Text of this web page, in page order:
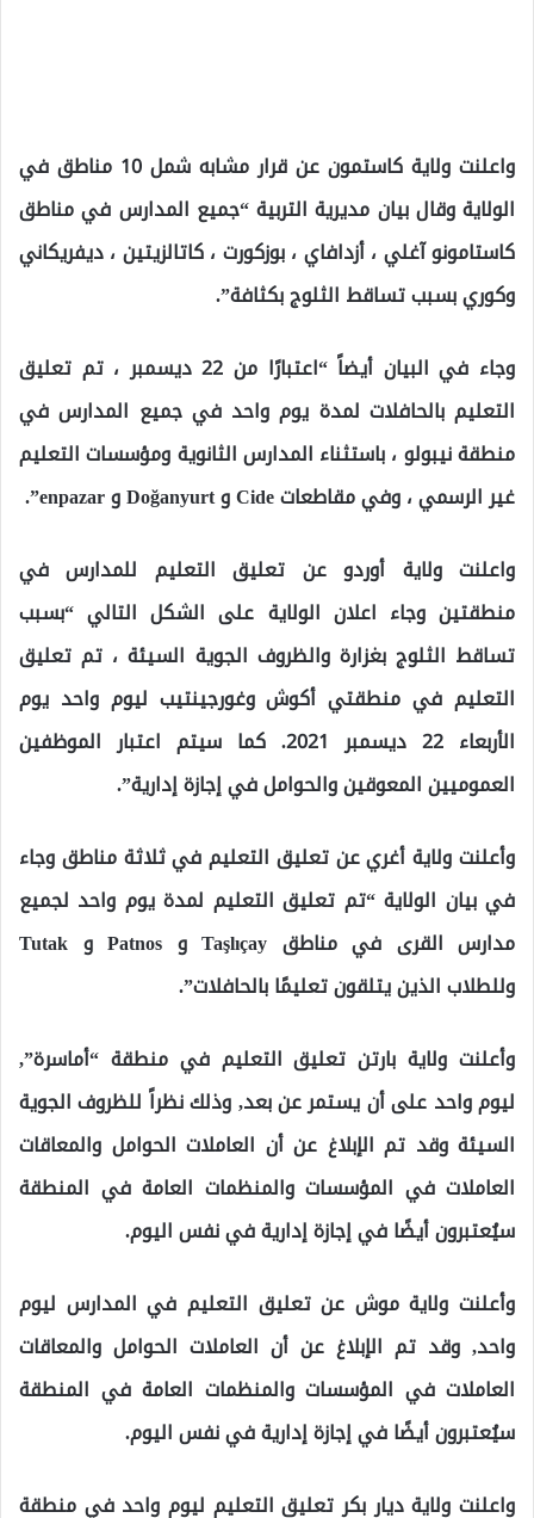
واعلنت ولاية كاستمون عن قرار مشابه شمل 10 مناطق في
الولاية وقال بيان مديرية التربية “جميع المدارس في مناطق
كاستامونو آغلي ، أزدافاي ، بوزكورت ، كاتالزيتين ، ديفريكاني
وكوري بسبب تساقط الثلوج بكثافة”.
وجاء في البيان أيضاً “اعتبارًا من 22 ديسمبر ، تم تعليق
التعليم بالحافلات لمدة يوم واحد في جميع المدارس في
منطقة نيبولو ، باستثناء المدارس الثانوية ومؤسسات التعليم
غير الرسمي ، وفي مقاطعات Cide و Doğanyurt و enpazar”.
واعلنت ولاية أوردو عن تعليق التعليم للمدارس في
منطقتين وجاء اعلان الولاية على الشكل التالي “بسبب
تساقط الثلوج بغزارة والظروف الجوية السيئة ، تم تعليق
التعليم في منطقتي أكوش وغورجينتيب ليوم واحد يوم
الأربعاء 22 ديسمبر 2021. كما سيتم اعتبار الموظفين
العموميين المعوقين والحوامل في إجازة إدارية”.
وأعلنت ولاية أغري عن تعليق التعليم في ثلاثة مناطق وجاء
في بيان الولاية “تم تعليق التعليم لمدة يوم واحد لجميع
مدارس القرى في مناطق Taşlıçay و Patnos و Tutak
وللطلاب الذين يتلقون تعليمًا بالحافلات”.
وأعلنت ولاية بارتن تعليق التعليم في منطقة “أماسرة”,
ليوم واحد على أن يستمر عن بعد, وذلك نظراً للظروف الجوية
السيئة وقد تم الإبلاغ عن أن العاملات الحوامل والمعاقات
العاملات في المؤسسات والمنظمات العامة في المنطقة
سيُعتبرون أيضًا في إجازة إدارية في نفس اليوم.
وأعلنت ولاية موش عن تعليق التعليم في المدارس ليوم
واحد, وقد تم الإبلاغ عن أن العاملات الحوامل والمعاقات
العاملات في المؤسسات والمنظمات العامة في المنطقة
سيُعتبرون أيضًا في إجازة إدارية في نفس اليوم.
واعلنت ولاية ديار بكر تعليق التعليم ليوم واحد في منطقة